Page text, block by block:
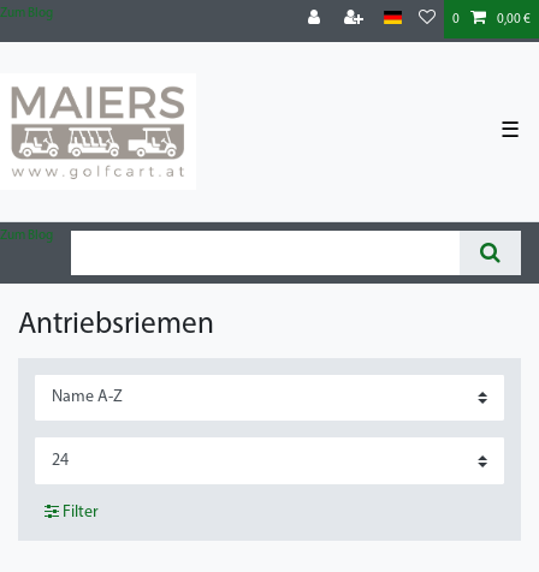
Zum Blog 0 0,00 €
☰
Zum Blog
Antriebsriemen
Filter